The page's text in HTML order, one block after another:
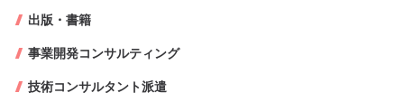
出版・書籍
事業開発コンサルティング
技術コンサルタント派遣